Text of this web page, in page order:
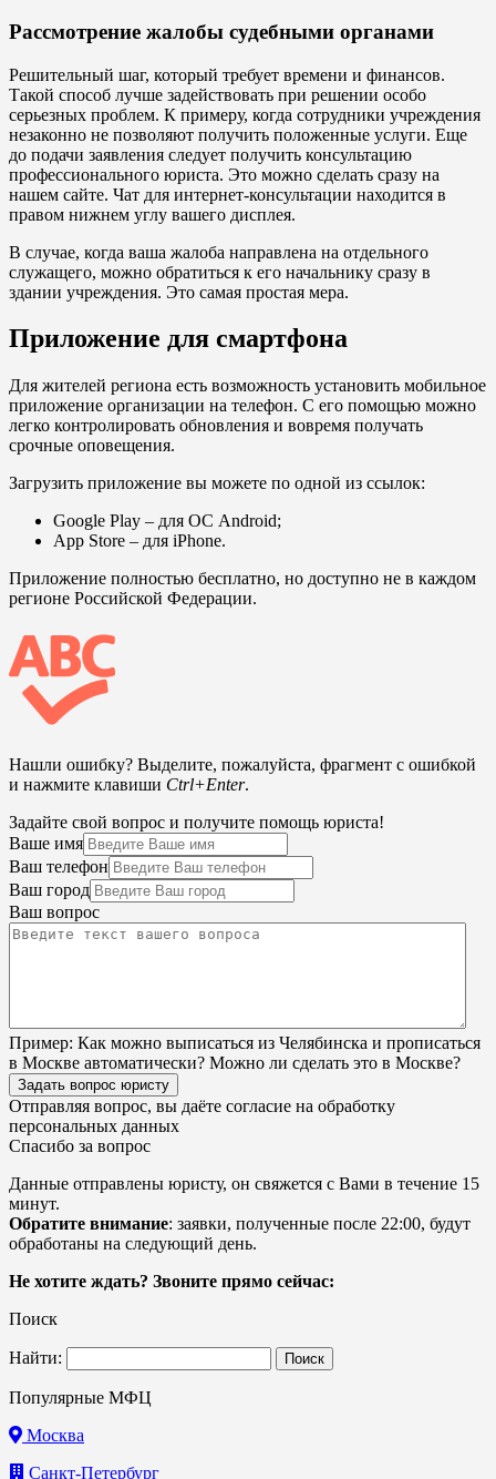
Рассмотрение жалобы судебными органами
Решительный шаг, который требует времени и финансов.
Такой способ лучше задействовать при решении особо
серьезных проблем. К примеру, когда сотрудники учреждения
незаконно не позволяют получить положенные услуги. Еще
до подачи заявления следует получить консультацию
профессионального юриста. Это можно сделать сразу на
нашем сайте. Чат для интернет-консультации находится в
правом нижнем углу вашего дисплея.
В случае, когда ваша жалоба направлена на отдельного
служащего, можно обратиться к его начальнику сразу в
здании учреждения. Это самая простая мера.
Приложение для смартфона
Для жителей региона есть возможность установить мобильное
приложение организации на телефон. С его помощью можно
легко контролировать обновления и вовремя получать
срочные оповещения.
Загрузить приложение вы можете по одной из ссылок:
Google Play – для ОС Android;
App Store – для iPhone.
Приложение полностью бесплатно, но доступно не в каждом
регионе Российской Федерации.
Нашли ошибку? Выделите, пожалуйста, фрагмент с ошибкой
и нажмите клавиши Ctrl+Enter.
Задайте свой вопрос и получите помощь юриста!
Ваше имя
Ваш телефон
Ваш город
Ваш вопрос
Пример: Как можно выписаться из Челябинска и прописаться
в Москве автоматически? Можно ли сделать это в Москве?
Задать вопрос юристу
Отправляя вопрос, вы даёте согласие на обработку
персональных данных
Спасибо за вопрос
Данные отправлены юристу, он свяжется с Вами в течение 15
минут.
Обратите внимание: заявки, полученные после 22:00, будут
обработаны на следующий день.
Не хотите ждать? Звоните прямо сейчас:
Поиск
Найти:
Популярные МФЦ
Москва
Санкт-Петербург